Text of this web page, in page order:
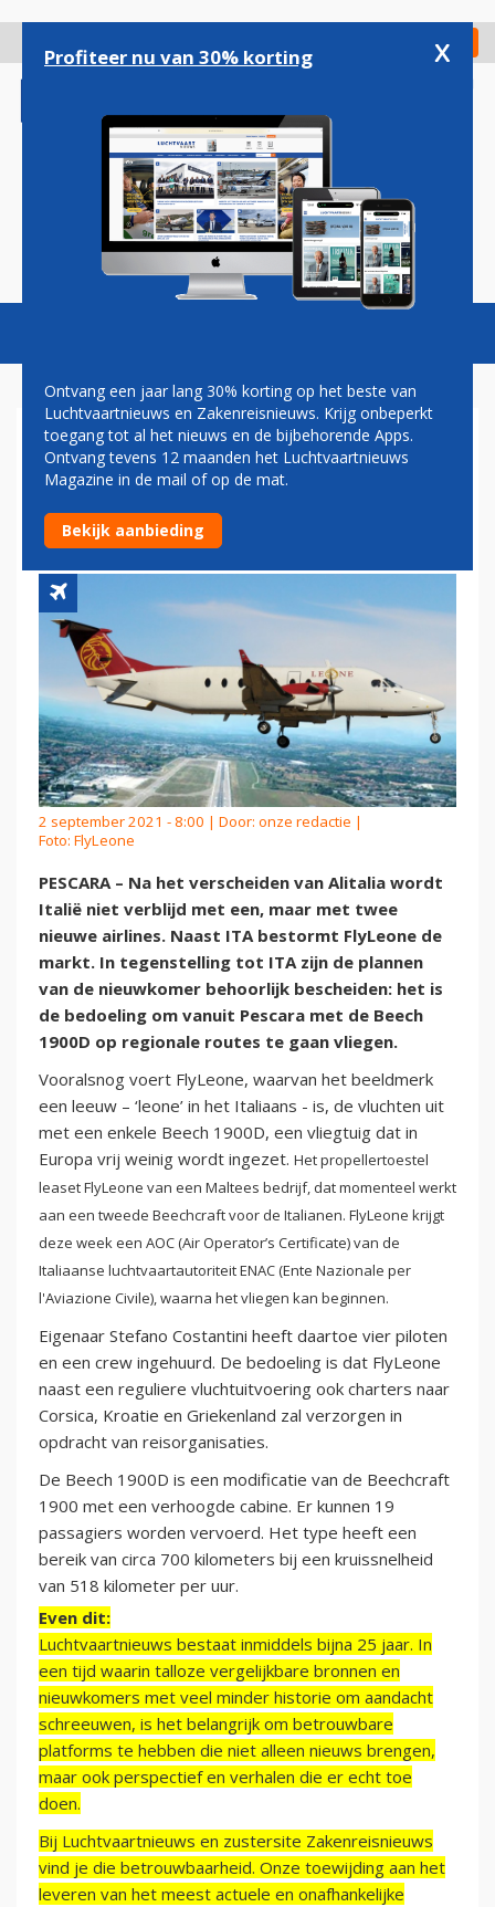
gaan
Check in
Magazine Podcasts Vacatures
ITALIË IS
LUCHTVAARTMAATSCHAPPIJ
RIJKER: FLYLEONE
2 september 2021 - 8:00 | Door: onze redactie |
Foto: FlyLeone
PESCARA – Na het verscheiden van Alitalia wordt
Italië niet verblijd met een, maar met twee
nieuwe airlines. Naast ITA bestormt FlyLeone de
markt. In tegenstelling tot ITA zijn de plannen
van de nieuwkomer behoorlijk bescheiden: het is
de bedoeling om vanuit Pescara met de Beech
1900D op regionale routes te gaan vliegen.
Vooralsnog voert FlyLeone, waarvan het beeldmerk
een leeuw – ‘leone’ in het Italiaans - is, de vluchten uit
met een enkele Beech 1900D, een vliegtuig dat in
Europa vrij weinig wordt ingezet. Het propellertoestel
leaset FlyLeone van een Maltees bedrijf, dat momenteel werkt
aan een tweede Beechcraft voor de Italianen. FlyLeone krijgt
deze week een AOC (Air Operator’s Certificate) van de
Italiaanse luchtvaartautoriteit ENAC (Ente Nazionale per
l'Aviazione Civile), waarna het vliegen kan beginnen.
Eigenaar Stefano Costantini heeft daartoe vier piloten
en een crew ingehuurd. De bedoeling is dat FlyLeone
naast een reguliere vluchtuitvoering ook charters naar
Corsica, Kroatie en Griekenland zal verzorgen in
opdracht van reisorganisaties.
De Beech 1900D is een modificatie van de Beechcraft
1900 met een verhoogde cabine. Er kunnen 19
passagiers worden vervoerd. Het type heeft een
bereik van circa 700 kilometers bij een kruissnelheid
van 518 kilometer per uur.
Even dit:
Luchtvaartnieuws bestaat inmiddels bijna 25 jaar. In
een tijd waarin talloze vergelijkbare bronnen en
nieuwkomers met veel minder historie om aandacht
schreeuwen, is het belangrijk om betrouwbare
platforms te hebben die niet alleen nieuws brengen,
maar ook perspectief en verhalen die er echt toe
doen.
Bij Luchtvaartnieuws en zustersite Zakenreisnieuws
vind je die betrouwbaarheid. Onze toewijding aan het
leveren van het meest actuele en onafhankelijke
Profiteer nu van 30% korting x
Ontvang een jaar lang 30% korting op het beste van
Luchtvaartnieuws en Zakenreisnieuws. Krijg onbeperkt
toegang tot al het nieuws en de bijbehorende Apps.
Ontvang tevens 12 maanden het Luchtvaartnieuws
Magazine in de mail of op de mat.
Bekijk aanbieding